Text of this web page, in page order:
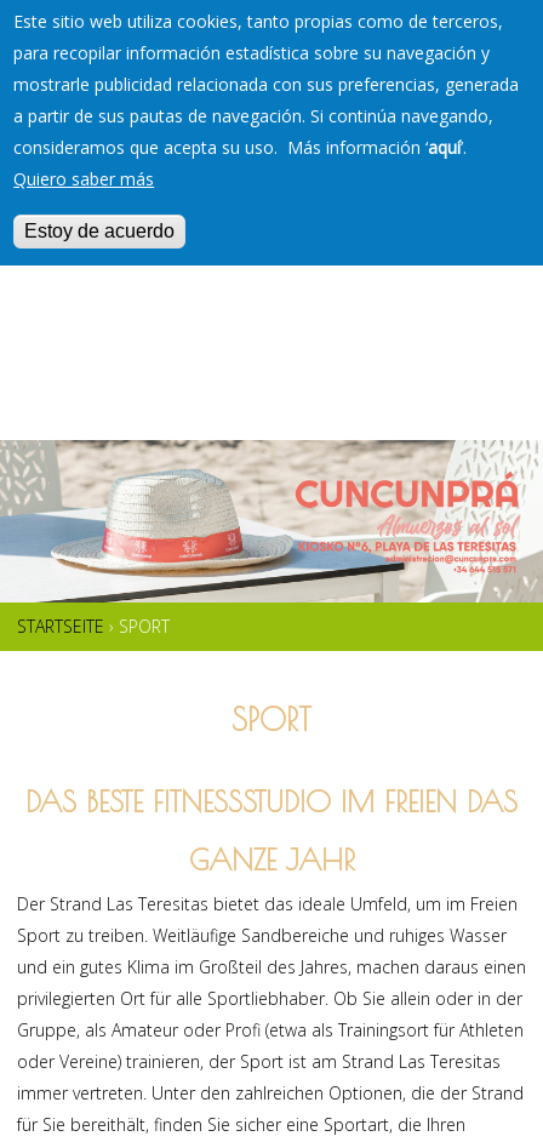
Este sitio web utiliza cookies, tanto propias como de terceros,
para recopilar información estadística sobre su navegación y
mostrarle publicidad relacionada con sus preferencias, generada
a partir de sus pautas de navegación. Si continúa navegando,
consideramos que acepta su uso. Más información ‘aquí’.
Quiero saber más
Estoy de acuerdo
RESERVAS EN TU
PLAYA
SIE
STARTSEITE › SPORT
SPORT
DAS BESTE FITNESSSTUDIO IM FREIEN DAS
GANZE JAHR
Der Strand Las Teresitas bietet das ideale Umfeld, um im Freien
Sport zu treiben. Weitläufige Sandbereiche und ruhiges Wasser
und ein gutes Klima im Großteil des Jahres, machen daraus einen
privilegierten Ort für alle Sportliebhaber. Ob Sie allein oder in der
Gruppe, als Amateur oder Profi (etwa als Trainingsort für Athleten
oder Vereine) trainieren, der Sport ist am Strand Las Teresitas
immer vertreten. Unter den zahlreichen Optionen, die der Strand
für Sie bereithält, finden Sie sicher eine Sportart, die Ihren